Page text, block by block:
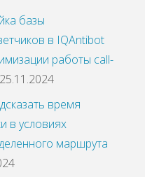
базы
в IQAntibot
работы call-
25.11.2024
время
в условиях
маршрута